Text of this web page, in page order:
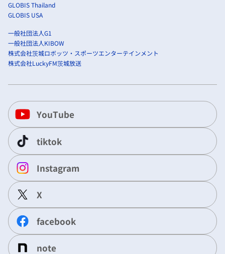
GLOBIS Thailand
GLOBIS USA
一般社団法人G1
一般社団法人KIBOW
株式会社茨城ロボッツ・スポーツエンターテインメント
株式会社LuckyFM茨城放送
YouTube
tiktok
Instagram
X
facebook
note